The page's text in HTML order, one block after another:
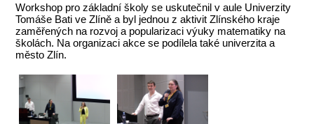
Workshop pro základní školy se uskutečnil v aule Univerzity
Tomáše Bati ve Zlíně a byl jednou z aktivit Zlínského kraje
zaměřených na rozvoj a popularizaci výuky matematiky na
školách. Na organizaci akce se podílela také univerzita a
město Zlín.